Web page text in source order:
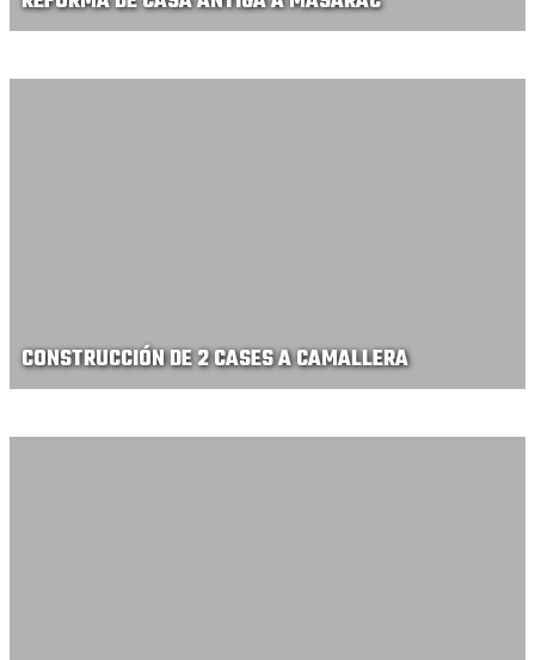
CONSTRUCCIÓN DE 2 CASES A CAMALLERA